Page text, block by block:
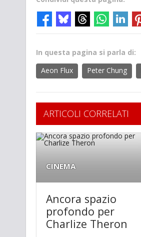
In questa pagina si parla di:
Aeon Flux
Peter Chung
ARTICOLI CORRELATI
CINEMA
Ancora spazio
profondo per
Charlize Theron